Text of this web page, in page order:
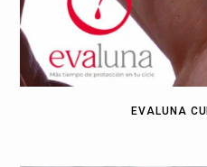
EVALUNA